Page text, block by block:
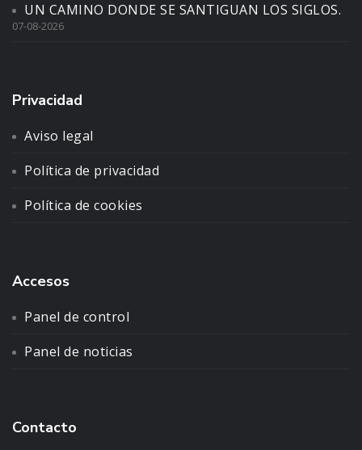
UN CAMINO DONDE SE SANTIGUAN LOS SIGLOS.
07-08-2026
Privacidad
Aviso legal
Política de privacidad
Política de cookies
Accesos
Panel de control
Panel de noticias
Contacto